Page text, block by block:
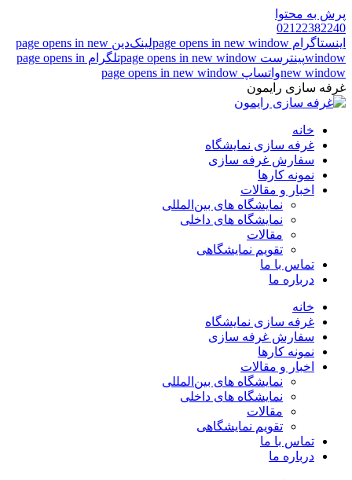
پرش به محتوا
02122382240
اینستاگرام page opens in new window
لینک‌دین page opens in new
windowپینترست page opens in new window
تلگرام page opens in
new windowواتساپ page opens in new window
غرفه سازی رایمون
خانه
غرفه سازی نمایشگاه
سفارش غرفه سازی
نمونه کارها
اخبار و مقالات
نمایشگاه های بین‌المللی
نمایشگاه های داخلی
مقالات
تقویم نمایشگاهی
تماس با ما
درباره ما
خانه
غرفه سازی نمایشگاه
سفارش غرفه سازی
نمونه کارها
اخبار و مقالات
نمایشگاه های بین‌المللی
نمایشگاه های داخلی
مقالات
تقویم نمایشگاهی
تماس با ما
درباره ما